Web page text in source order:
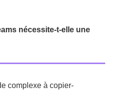
nécessite-t-elle une
complexe à copier-